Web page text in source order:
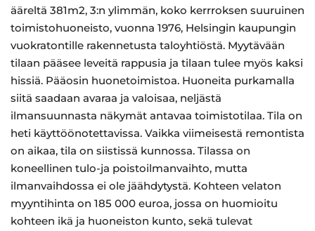
ääreltä 381m2, 3:n ylimmän, koko kerrroksen suuruinen
toimistohuoneisto, vuonna 1976, Helsingin kaupungin
vuokratontille rakennetusta taloyhtiöstä. Myytävään
tilaan pääsee leveitä rappusia ja tilaan tulee myös kaksi
hissiä. Pääosin huonetoimistoa. Huoneita purkamalla
siitä saadaan avaraa ja valoisaa, neljästä
ilmansuunnasta näkymät antavaa toimistotilaa. Tila on
heti käyttöönotettavissa. Vaikka viimeisestä remontista
on aikaa, tila on siistissä kunnossa. Tilassa on
koneellinen tulo-ja poistoilmanvaihto, mutta
ilmanvaihdossa ei ole jäähdytystä. Kohteen velaton
myyntihinta on 185 000 euroa, jossa on huomioitu
kohteen ikä ja huoneiston kunto, sekä tulevat